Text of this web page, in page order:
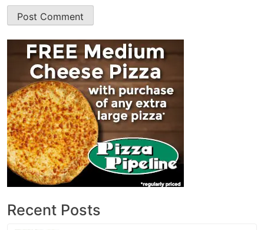
Recent Posts